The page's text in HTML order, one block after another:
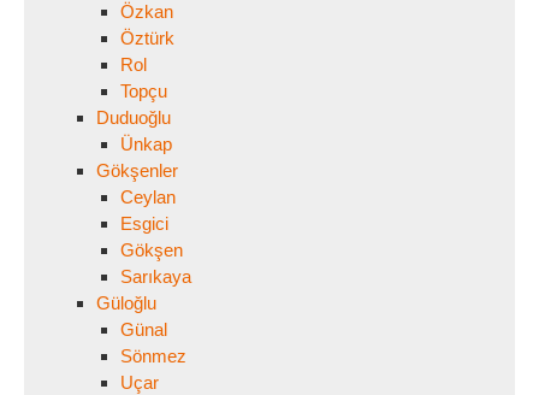
Özkan
Öztürk
Rol
Topçu
Duduoğlu
Ünkap
Gökşenler
Ceylan
Esgici
Gökşen
Sarıkaya
Güloğlu
Günal
Sönmez
Uçar